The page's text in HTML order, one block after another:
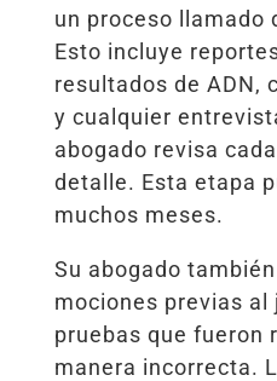
un proceso llamado
Esto incluye
resultados de ADN,
y cualquier
abogado revisa
detalle. Esta etapa
muchos meses.
Su abogado
mociones previas
pruebas que fueron
manera incorrecta.